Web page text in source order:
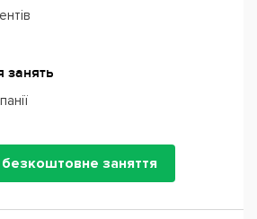
занять
безкоштовне заняття